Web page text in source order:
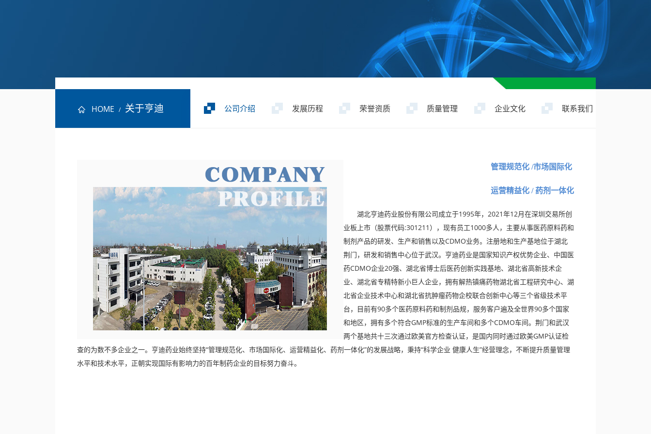
HOME / 关于亨迪 公司介绍 发展历程 荣誉资质 质量管理 企业文化 联系我们
管理规范化 /市场国际化
运营精益化 / 药剂一体化
湖北亨迪药业股份有限公司成立于1995年，2021年12月在深圳交易所创
业板上市（股票代码:301211），现有员工1000多人，主要从事医药原料药和
制剂产品的研发、生产和销售以及CDMO业务。注册地和生产基地位于湖北
荆门，研发和销售中心位于武汉。亨迪药业是国家知识产权优势企业、中国医
药CDMO企业20强、湖北省博士后医药创新实践基地、湖北省高新技术企
业、湖北省专精特新小巨人企业，拥有解热镇痛药物湖北省工程研究中心、湖
北省企业技术中心和湖北省抗肿瘤药物企校联合创新中心等三个省级技术平
台，目前有90多个医药原料药和制剂品规，服务客户遍及全世界90多个国家
和地区，拥有多个符合GMP标准的生产车间和多个CDMO车间。荆门和武汉
两个基地共十三次通过欧美官方检查认证，是国内同时通过欧美GMP认证检
查的为数不多企业之一。亨迪药业始终坚持“管理规范化、市场国际化、运营精益化、药剂一体化”的发展战略，秉持“科学企业 健康人生”经营理念，不断提升质量管理
水平和技术水平，正朝实现国际有影响力的百年制药企业的目标努力奋斗。